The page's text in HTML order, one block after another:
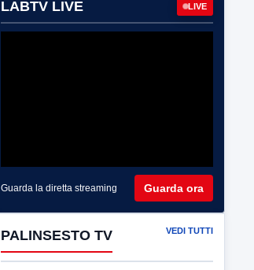
LABTV LIVE LIVE
Guarda la diretta streaming Guarda ora
PALINSESTO TV VEDI TUTTI